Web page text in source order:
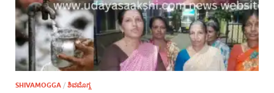
SHIVAMOGGA / ಶಿವಮೊಗ್ಗ